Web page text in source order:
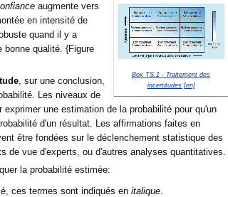
Box TS.1 - Traitement des
incertitudes [en]
augmente vers
en intensité de
quand il y a
bonne qualité. {Figure
, sur une conclusion,
Les niveaux de
une estimation de la probabilité pour qu'un
d'un résultat. Les affirmations faites en
être fondées sur le déclenchement statistique des
de vue d'experts, ou d'autres analyses quantitatives.
la probabilité estimée:
ces termes sont indiqués en italique.